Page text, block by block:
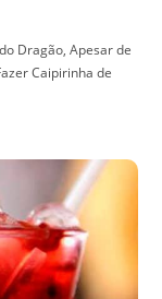
Dragão, Apesar de
Caipirinha de